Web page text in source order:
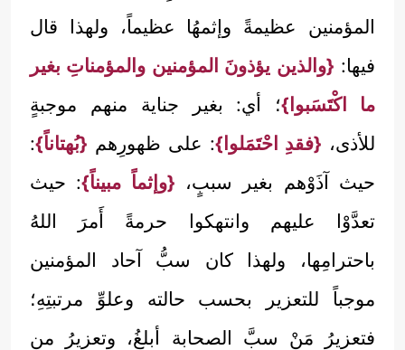
المؤمنين عظيمةً وإثمهُا عظيماً، ولهذا قال
فيها: {والذين يؤذونَ المؤمنين والمؤمناتِ بغير
ما اكْتَسَبوا}؛ أي: بغير جناية منهم موجبةٍ
للأذى، {فقدِ احْتَمَلوا}: على ظهورِهم {بُهتاناً}:
حيث آذَوْهم بغير سببٍ، {وإثماً مبيناً}: حيث
تعدَّوْا عليهم وانتهكوا حرمةً أَمرَ اللهُ
باحترامِها، ولهذا كان سبُّ آحاد المؤمنين
موجباً للتعزير بحسب حالته وعلوِّ مرتبتِهِ؛
فتعزيرُ مَنْ سبَّ الصحابة أبلغُ، وتعزيرُ من